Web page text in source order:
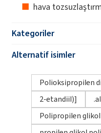
hava
Kategoriler
Alternatif isimler
Polioksipropilen
2-etandiil)]
Polipropilen glikol